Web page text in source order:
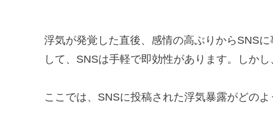
浮気が発覚した直後、感情の高ぶりからSNS
して、SNSは手軽で即効性があります。しか
ここでは、SNSに投稿された浮気暴露がどの